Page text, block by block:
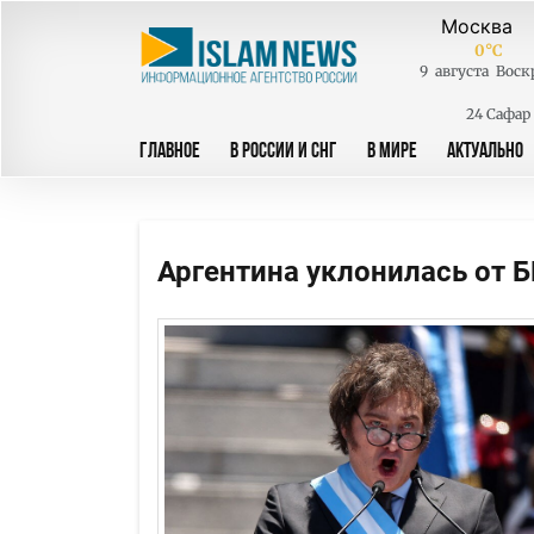
0°C
9 августа
24 Сафар
ГЛАВНОЕ В РОССИИ И СНГ В МИРЕ АКТУАЛЬНО
Аргентина уклонилась от